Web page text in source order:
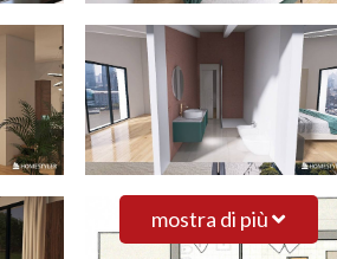
mostra di più